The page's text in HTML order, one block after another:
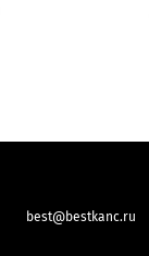
best@bestkanc.ru